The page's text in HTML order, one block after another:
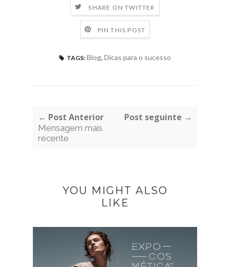
SHARE ON TWITTER
PIN THIS POST
TAGS: Blog, Dicas para o sucesso
← Post Anterior
Mensagem mais
recente
Post seguinte →
YOU MIGHT ALSO
LIKE